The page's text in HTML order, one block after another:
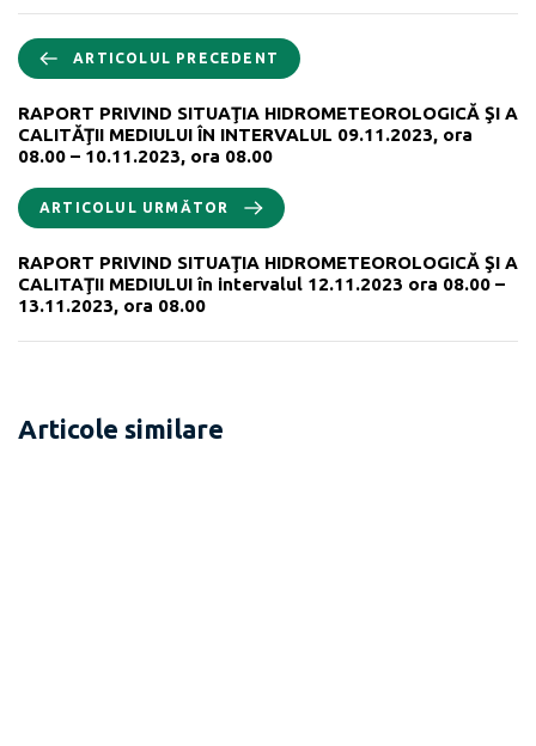
ARTICOLUL PRECEDENT
RAPORT PRIVIND SITUAŢIA HIDROMETEOROLOGICĂ ŞI A
CALITĂŢII MEDIULUI ÎN INTERVALUL 09.11.2023, ora
08.00 – 10.11.2023, ora 08.00
ARTICOLUL URMĂTOR
RAPORT PRIVIND SITUAŢIA HIDROMETEOROLOGICĂ ŞI A
CALITAŢII MEDIULUI în intervalul 12.11.2023 ora 08.00 –
13.11.2023, ora 08.00
Articole similare